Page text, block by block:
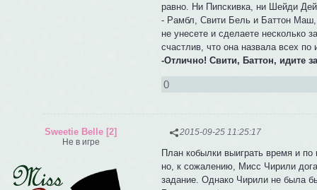
равно. Ни Пипскивка, ни Шейди
- Рамбл, Свити Бель и Баттон Маш,
не унесете и сделаете
счастлив, что она назвала всех
-Отлично! Свити, Баттон, идите
0
2015-09-25 11:25:17
Sweetie Belle [2]
Не в игре
План кобылки выиграть время и
но, к сожалению, Мисс Чирили
задание. Однако Чирили не была